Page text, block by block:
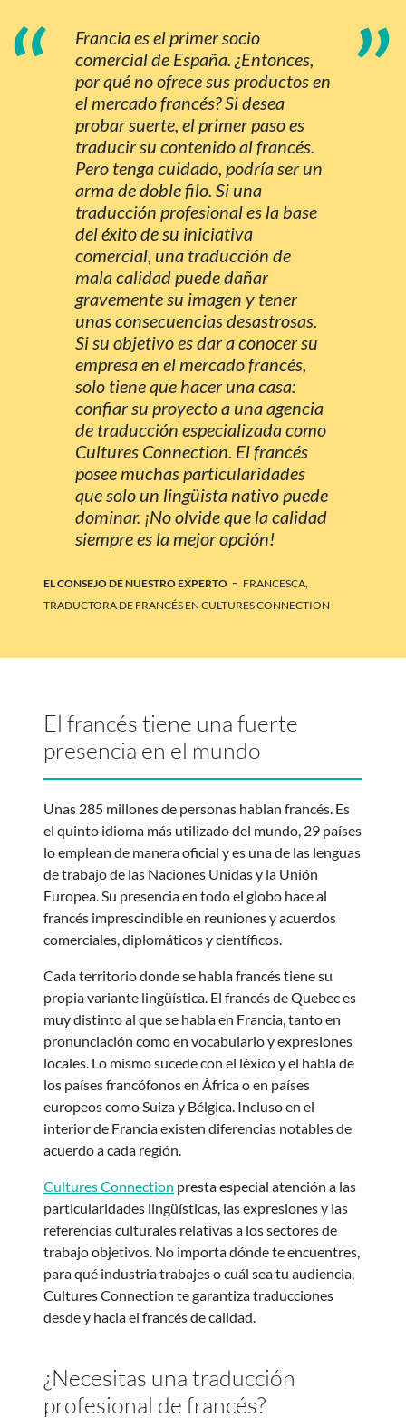
“
Francia es el primer socio
comercial de España. ¿Entonces,
por qué no ofrece sus productos en
el mercado francés? Si desea
probar suerte, el primer paso es
traducir su contenido al francés.
Pero tenga cuidado, podría ser un
arma de doble filo. Si una
traducción profesional es la base
del éxito de su iniciativa
comercial, una traducción de
mala calidad puede dañar
gravemente su imagen y tener
unas consecuencias desastrosas.
Si su objetivo es dar a conocer su
empresa en el mercado francés,
solo tiene que hacer una casa:
confiar su proyecto a una agencia
de traducción especializada como
Cultures Connection. El francés
posee muchas particularidades
que solo un lingüista nativo puede
dominar. ¡No olvide que la calidad
siempre es la mejor opción!
”
EL CONSEJO DE NUESTRO EXPERTO - FRANCESCA,
TRADUCTORA DE FRANCÉS EN CULTURES CONNECTION
El francés tiene una fuerte
presencia en el mundo
Unas 285 millones de personas hablan francés. Es
el quinto idioma más utilizado del mundo, 29 países
lo emplean de manera oficial y es una de las lenguas
de trabajo de las Naciones Unidas y la Unión
Europea. Su presencia en todo el globo hace al
francés imprescindible en reuniones y acuerdos
comerciales, diplomáticos y científicos.
Cada territorio donde se habla francés tiene su
propia variante lingüística. El francés de Quebec es
muy distinto al que se habla en Francia, tanto en
pronunciación como en vocabulario y expresiones
locales. Lo mismo sucede con el léxico y el habla de
los países francófonos en África o en países
europeos como Suiza y Bélgica. Incluso en el
interior de Francia existen diferencias notables de
acuerdo a cada región.
Cultures Connection presta especial atención a las
particularidades lingüísticas, las expresiones y las
referencias culturales relativas a los sectores de
trabajo objetivos. No importa dónde te encuentres,
para qué industria trabajes o cuál sea tu audiencia,
Cultures Connection te garantiza traducciones
desde y hacia el francés de calidad.
¿Necesitas una traducción
profesional de francés?